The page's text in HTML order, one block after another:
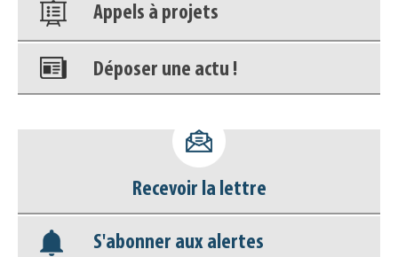
Appels à projets
Déposer une actu !
déconnecter)
Base documentaire
Nos veilles Scoop.it
Recevoir la lettre
S'abonner aux alertes